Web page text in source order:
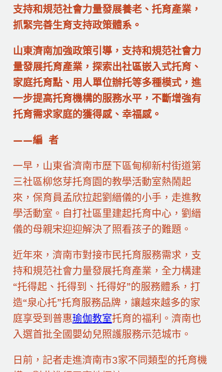
支持和規范社會力量發展養老、托育產業，
抓緊完善生育支持政策體系。
山東濟南加強政策引導，支持和規范社會力
量發展托育產業，探索出社區嵌入式托育、
家庭托育點、用人單位辦托等多種模式，進
一步提高托育機構的服務水平，不斷增強有
托育需求家庭的獲得感、幸福感。
——編 者
一早，山東省濟南市歷下區甸柳新村街道第
三社區柳悠芽托育園的教學活動室熱鬧起
來，保育員孟欣拉起劉縉儀的小手，走進教
學活動室。自打社區里建起托育中心，劉縉
儀的母親宋迎迎解決了照看孩子的難題。
近年來，濟南市對接市民托育服務需求，支
持和規范社會力量發展托育產業，全力構建
“托得起、托得到、托得好”的服務體系，打
造“泉心托”托育服務品牌，讓越來越多的家
庭享受到普惠瑜伽教室托育的福利。濟南也
入選首批全國嬰幼兒照護服務示范城市。
日前，記者走進濟南市3家不同類型的托育機